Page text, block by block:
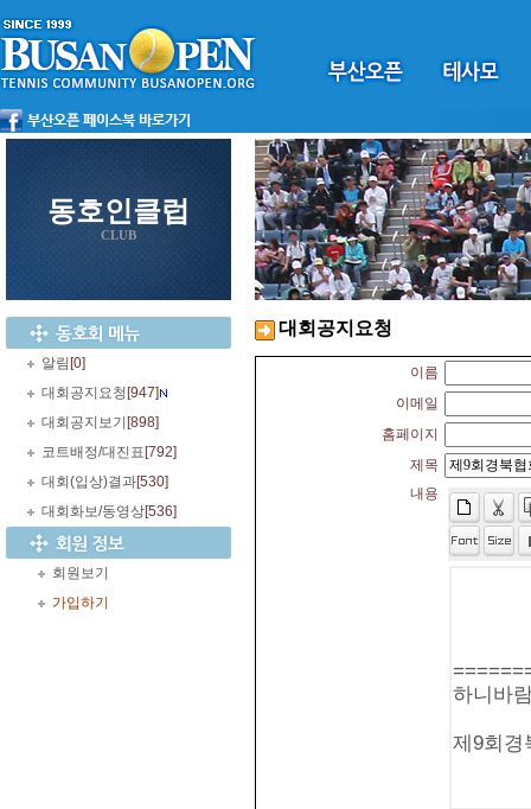
동호인클럽
CLUB
알림 [0]
대회공지요청 [947]
대회공지보기 [898]
코트배정/대진표 [792]
대회(입상)결과[530]
대회화보/동영상[536]
회원보기
가입하기
대회공지요청
이름
이메일
홈페이지
제목
내용